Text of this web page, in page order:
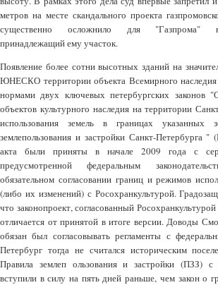
метров на месте скандального проекта
существенно осложнило для "Газпрома"
принадлежащий ему участок.
Появление более сотни высотных зданий на
ЮНЕСКО территории объекта Всемирного наследия
нормами двух ключевых петербургских законов
объектов культурного наследия на территории
использования земель в границах
землепользования и застройки Санкт-Петербурга
акта были приняты в начале 2009 года с
предусмотренной федеральным
обязательном согласовании границ и режимов
(либо их изменений) с Росохранкультурой.
что законопроект, согласованный
отличается от принятой в итоге версии. Доводы
обязан был согласовывать регламенты с
Петербург тогда не считался историческим
Правила землеп ользования и застройки (ПЗЗ) с
вступили в силу на пять дней раньше, чем закон о